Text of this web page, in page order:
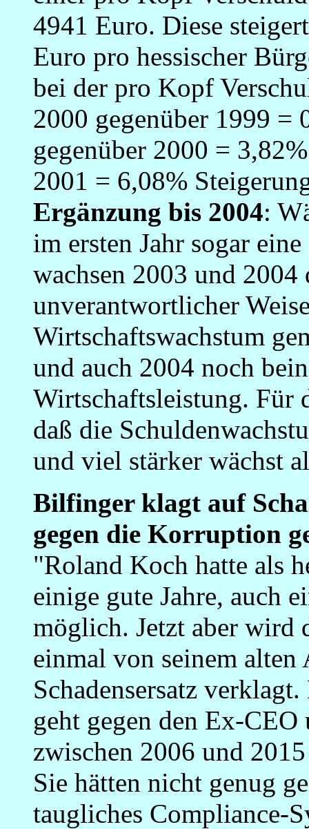
4941 Euro. Diese
Euro pro hessischer
bei der pro Kopf
2000 gegenüber 1999 =
gegenüber 2000 =
2001 = 6,08%
Ergänzung bis 2004:
im ersten Jahr sogar
wachsen 2003 und
unverantwortlicher
Wirtschaftswachstum
und auch 2004 noch
Wirtschaftsleistung. Für
daß die
und viel stärker wächst
Bilfinger klagt auf
gegen die Korruption
"Roland Koch hatte als
einige gute Jahre, auch
möglich. Jetzt aber wird
einmal von seinem
Schadensersatz
geht gegen den Ex-
zwischen 2006 und
Sie hätten nicht genug
taugliches Compliance-